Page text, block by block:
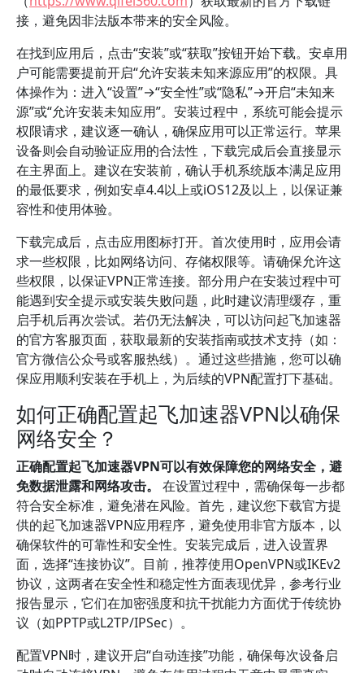
接，避免因非法版本带来的安全风险。
在找到应用后，点击“安装”或“获取”按钮开始下载。安卓用
户可能需要提前开启“允许安装未知来源应用”的权限。具
体操作为：进入“设置”→“安全性”或“隐私”→开启“未知来
源”或“允许安装未知应用”。安装过程中，系统可能会提示
权限请求，建议逐一确认，确保应用可以正常运行。苹果
设备则会自动验证应用的合法性，下载完成后会直接显示
在主界面上。建议在安装前，确认手机系统版本满足应用
的最低要求，例如安卓4.4以上或iOS12及以上，以保证兼
容性和使用体验。
下载完成后，点击应用图标打开。首次使用时，应用会请
求一些权限，比如网络访问、存储权限等。请确保允许这
些权限，以保证VPN正常连接。部分用户在安装过程中可
能遇到安全提示或安装失败问题，此时建议清理缓存，重
启手机后再次尝试。若仍无法解决，可以访问起飞加速器
的官方客服页面，获取最新的安装指南或技术支持（如：
官方微信公众号或客服热线）。通过这些措施，您可以确
保应用顺利安装在手机上，为后续的VPN配置打下基础。
如何正确配置起飞加速器VPN以确保
网络安全？
正确配置起飞加速器VPN可以有效保障您的网络安全，避
免数据泄露和网络攻击。
在设置过程中，需确保每一步都
符合安全标准，避免潜在风险。首先，建议您下载官方提
供的起飞加速器VPN应用程序，避免使用非官方版本，以
确保软件的可靠性和安全性。安装完成后，进入设置界
面，选择“连接协议”。目前，推荐使用OpenVPN或IKEv2
协议，这两者在安全性和稳定性方面表现优异，参考行业
报告显示，它们在加密强度和抗干扰能力方面优于传统协
议（如PPTP或L2TP/IPSec）。
配置VPN时，建议开启“自动连接”功能，确保每次设备启